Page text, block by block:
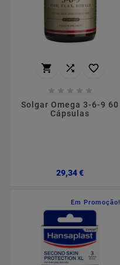
  
    
Solgar Omega 3-6-9 60
Cápsulas
29,34 €Preço
Em Promoção!